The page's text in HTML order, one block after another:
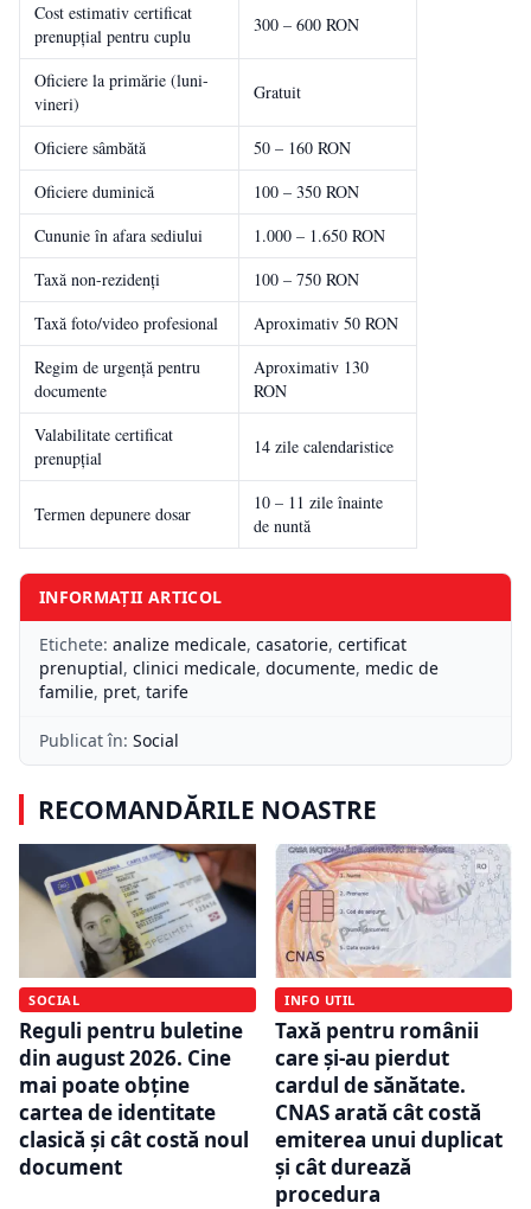
Cost estimativ certificat
prenupțial pentru cuplu
300 – 600 RON
Oficiere la primărie (luni-
vineri)
Gratuit
Oficiere sâmbătă
50 – 160 RON
Oficiere duminică
100 – 350 RON
Cununie în afara sediului
1.000 – 1.650 RON
Taxă non-rezidenți
100 – 750 RON
Taxă foto/video profesional
Aproximativ 50 RON
Regim de urgență pentru
documente
Aproximativ 130
RON
Valabilitate certificat
prenupțial
14 zile calendaristice
Termen depunere dosar
10 – 11 zile înainte
de nuntă
INFORMAȚII ARTICOL
Etichete: analize medicale, casatorie, certificat
prenuptial, clinici medicale, documente, medic de
familie, pret, tarife
Publicat în: Social
RECOMANDĂRILE NOASTRE
SOCIAL
Reguli pentru buletine
din august 2026. Cine
mai poate obține
cartea de identitate
clasică și cât costă noul
document
INFO UTIL
Taxă pentru românii
care și-au pierdut
cardul de sănătate.
CNAS arată cât costă
emiterea unui duplicat
și cât durează
procedura